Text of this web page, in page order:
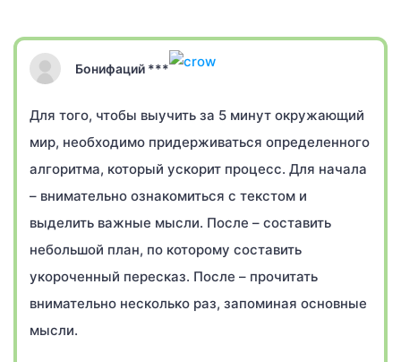
Бонифаций ***
Для того, чтобы выучить за 5 минут окружающий
мир, необходимо придерживаться определенного
алгоритма, который ускорит процесс. Для начала
– внимательно ознакомиться с текстом и
выделить важные мысли. После – составить
небольшой план, по которому составить
укороченный пересказ. После – прочитать
внимательно несколько раз, запоминая основные
мысли.